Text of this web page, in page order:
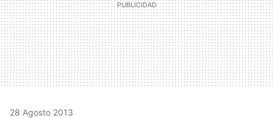
28 Agosto 2013